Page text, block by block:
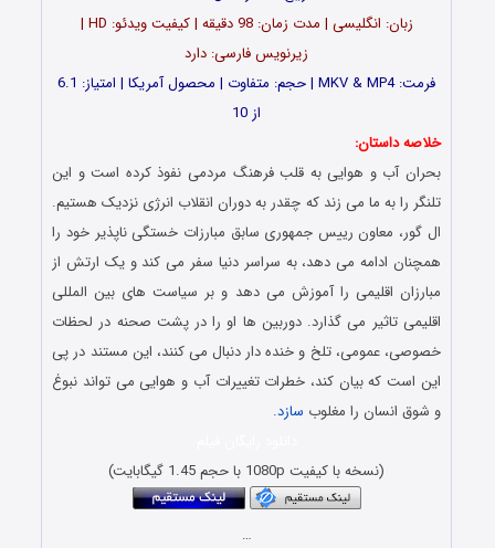
زبان: انگلیسی | مدت زمان: 98 دقیقه | کیفیت ویدئو: HD |
زیرنویس فارسی: دارد
فرمت: MKV & MP4 | حجم: متفاوت | محصول آمریکا | امتیاز: 6.1
از 10
خلاصه داستان:
بحران آب و هوایی به قلب فرهنگ مردمی نفوذ کرده است و این
تلنگر را به ما می زند که چقدر به دوران انقلاب انرژی نزدیک هستیم.
ال گور، معاون رییس جمهوری سابق مبارزات خستگی ناپذیر خود را
همچنان ادامه می دهد، به سراسر دنیا سفر می کند و یک ارتش از
مبارزان اقلیمی را آموزش می دهد و بر سیاست های بین المللی
اقلیمی تاثیر می گذارد. دوربین ها او را در پشت صحنه در لحظات
خصوصی، عمومی، تلخ و خنده دار دنبال می کنند، این مستند در پی
این است که بیان کند، خطرات تغییرات آب و هوایی می تواند نبوغ
و شوق انسان را مغلوب سازد.
(نسخه با کیفیت 1080p با حجم 1.45 گیگابایت)
…